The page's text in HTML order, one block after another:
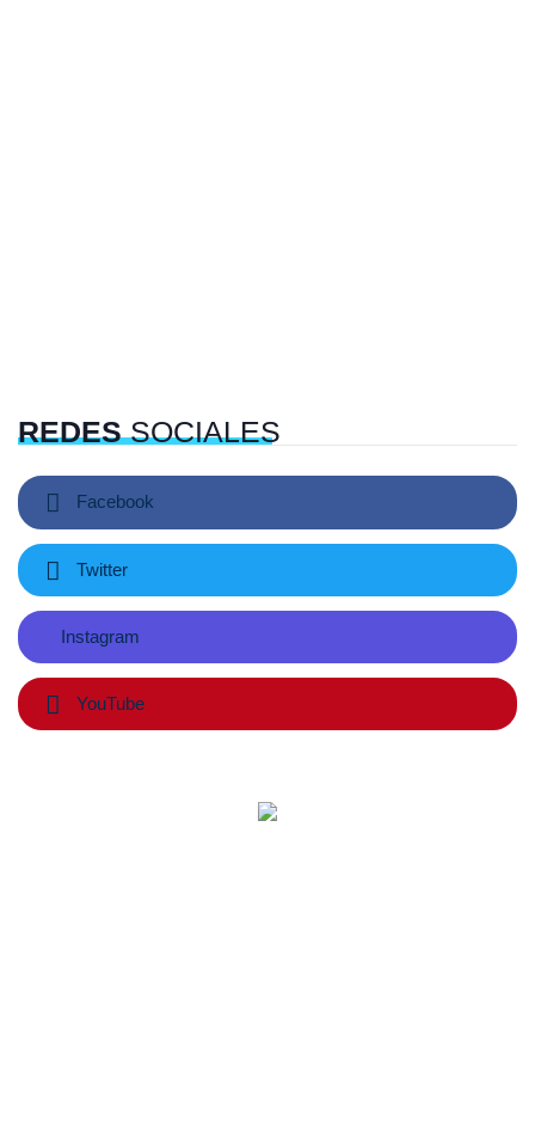
REDESSOCIALES
Facebook
Twitter
Instagram
YouTube